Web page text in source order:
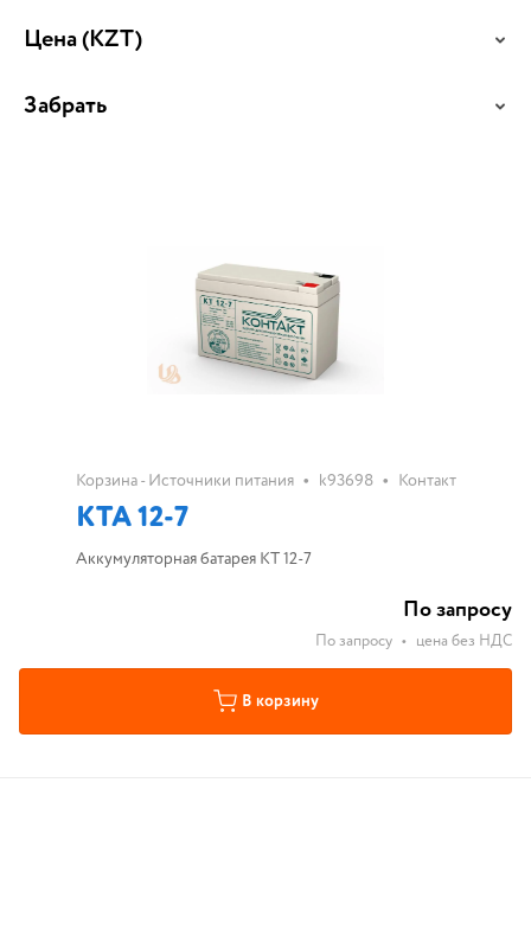
Цена(KZT)
Забрать
Корзина - Источники питания • k93698 • Контакт
КТА 12-7
Аккумуляторная батарея КТ 12-7
По запросу
По запросу • цена без НДС
В корзину